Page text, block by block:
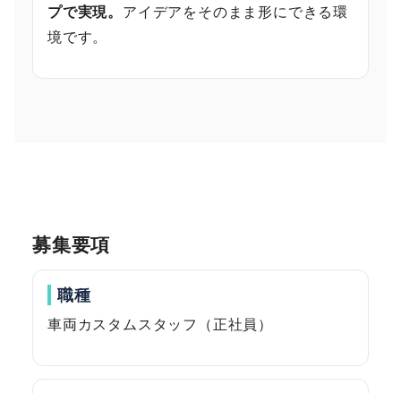
プで実現。 アイデアをそのまま形にできる環
境です。
募集要項
職種
車両カスタムスタッフ（正社員）